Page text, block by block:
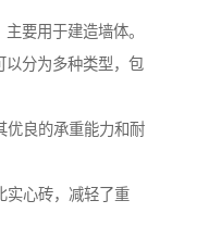
要用于建造墙体。
以分为多种类型，包
良的承重能力和耐
心砖，减轻了重